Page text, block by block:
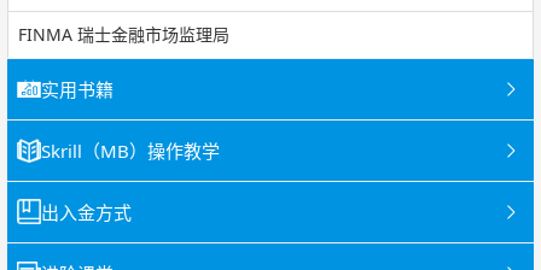
FINMA 瑞士金融市场监理局
实用书籍
Skrill（MB）操作教学
出入金方式